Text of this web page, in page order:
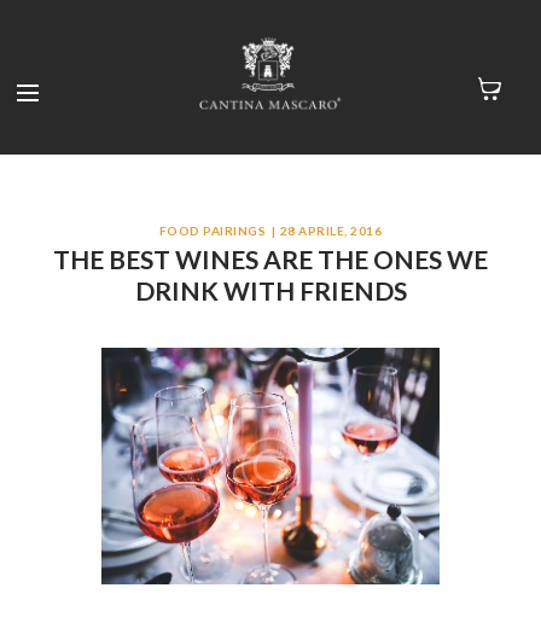
FOOD PAIRINGS 28 APRILE, 2016
THE BEST WINES ARE THE ONES WE
DRINK WITH FRIENDS